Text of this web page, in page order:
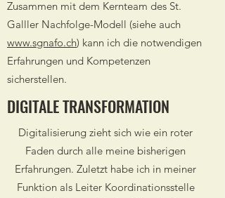
Zusammen mit dem Kernteam des St.
Galller Nachfolge-Modell (siehe auch
www.sgnafo.ch) kann ich die notwendigen
Erfahrungen und Kompetenzen
sicherstellen.
DIGITALE TRANSFORMATION
Digitalisierung zieht sich wie ein roter
Faden durch alle meine bisherigen
Erfahrungen. Zuletzt habe ich in meiner
Funktion als Leiter Koordinationsstelle